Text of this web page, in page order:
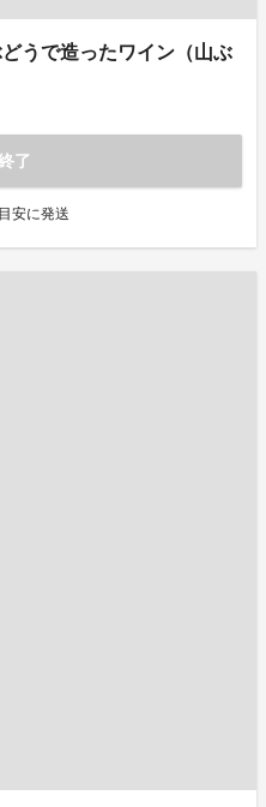
うで造ったワイン（山ぶ
了
安に発送